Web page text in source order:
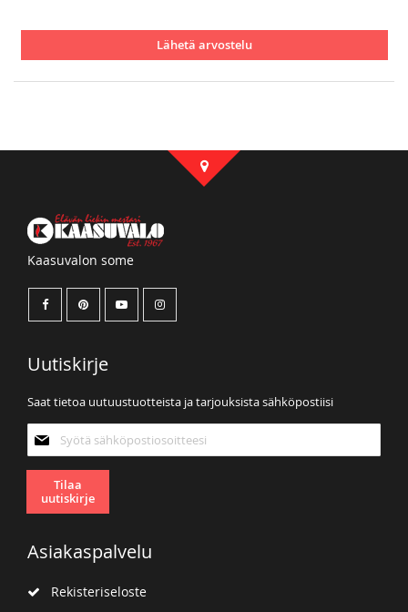
Lähetä arvostelu
Kaasuvalon some
Uutiskirje
Saat tietoa uutuustuotteista ja tarjouksista sähköpostiisi
uutiskirjeemme:
Tilaa
uutiskirje
Asiakaspalvelu
Rekisteriseloste